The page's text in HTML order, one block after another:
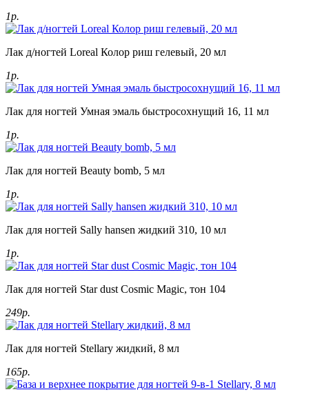
1р.
Лак д/ногтей Loreal Колор риш гелевый, 20 мл
1р.
Лак для ногтей Умная эмаль быстросохнущий 16, 11 мл
1р.
Лак для ногтей Beauty bomb, 5 мл
1р.
Лак для ногтей Sally hansen жидкий 310, 10 мл
1р.
Лак для ногтей Star dust Cosmic Magic, тон 104
249р.
Лак для ногтей Stellary жидкий, 8 мл
165р.